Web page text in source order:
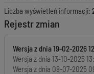
Liczba wyświetleń informacji:
Rejestr zmian
Wersja z dnia19-02-2026
Wersja z dnia 13-10-2025
Wersja z dnia 08-07-2025